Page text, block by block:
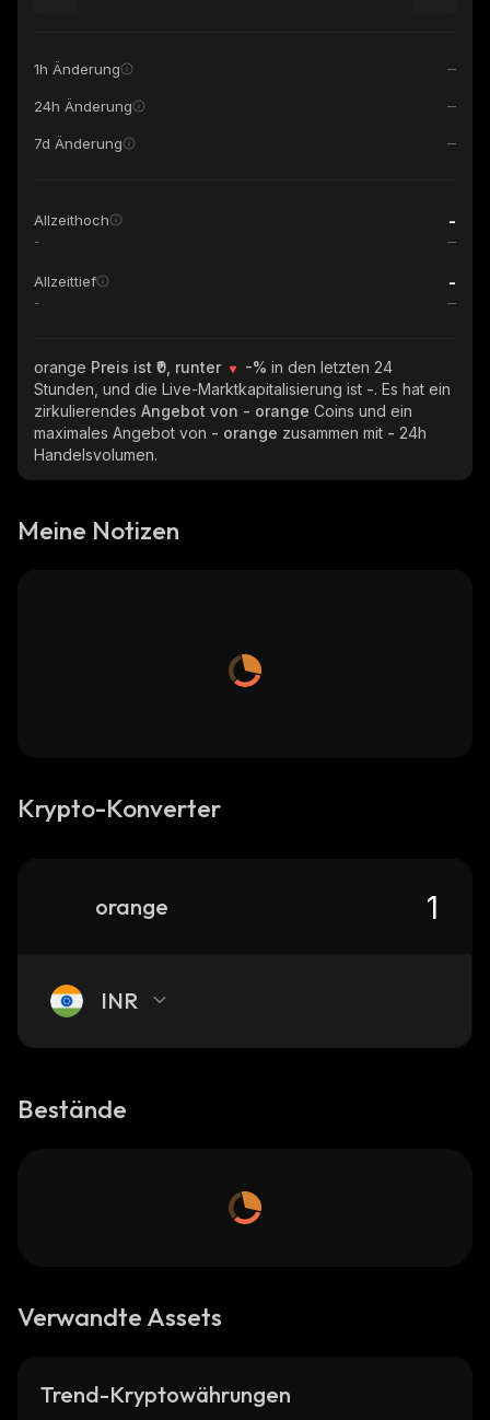
1h Änderung
24h Änderung
7d Änderung
Allzeithoch -
-
Allzeittief -
-
orange Preis ist ₹0, runter -% in den letzten 24
Stunden, und die Live-Marktkapitalisierung ist -. Es hat ein
zirkulierendes Angebot von - orange Coins und ein
maximales Angebot von - orange zusammen mit - 24h
Handelsvolumen.
Meine Notizen
Krypto-Konverter
orange
INR
Bestände
Verwandte Assets
Trend-Kryptowährungen